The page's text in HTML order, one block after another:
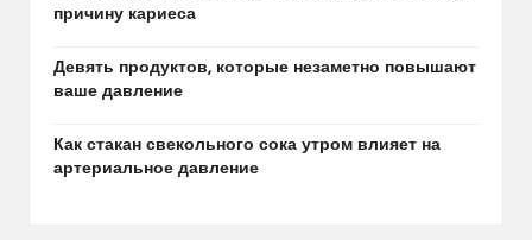
причину кариеса
Девять продуктов, которые незаметно повышают
ваше давление
Как стакан свекольного сока утром влияет на
артериальное давление